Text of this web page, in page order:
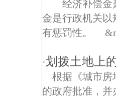
经济补偿金
金是行政机关以
有惩罚性。
·划拨土地上
根据《城市房
的政府批准，